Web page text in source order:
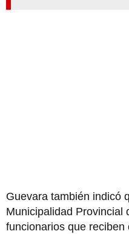
Guevara también indicó
Municipalidad Provincial
funcionarios que